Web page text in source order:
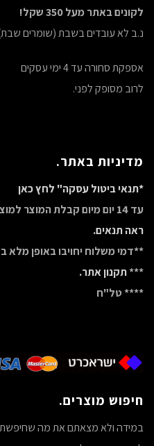
לקונים באתר מעל 350 שקל!
נ.ב לא עובדים בשבת (שומרים
אספקת סחורה עד 4 ימי עסקים
לרוב מסופק לפני.
מדיניות באתר.
*תנאי ביטול עסקה" לחץ כאן
עד 14 יום מיום קבלת המוצר למוצר שלא נפתח מאריזתו המקורית
ראה תנאים.
**דמי משלוח יחויבו באופן
***תקנון אתר.
**** טל"ח
חיפוש מוצרים.
במידה ולא מצאתם את מה